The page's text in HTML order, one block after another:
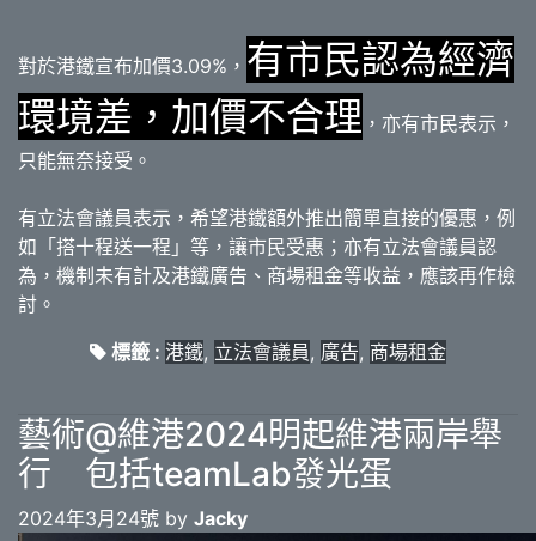
對於港鐵宣布加價3.09%， 有市民認為經濟
環境差，加價不合理 ，亦有市民表示，
只能無奈接受。
有立法會議員表示，希望港鐵額外推出簡單直接的優惠，例
如「搭十程送一程」等，讓市民受惠；亦有立法會議員認
為，機制未有計及港鐵廣告、商場租金等收益，應該再作檢
討。
標籤 : 港鐵, 立法會議員, 廣告, 商場租金
藝術@維港2024明起維港兩岸舉
行 包括teamLab發光蛋
2024年3月24號 by Jacky